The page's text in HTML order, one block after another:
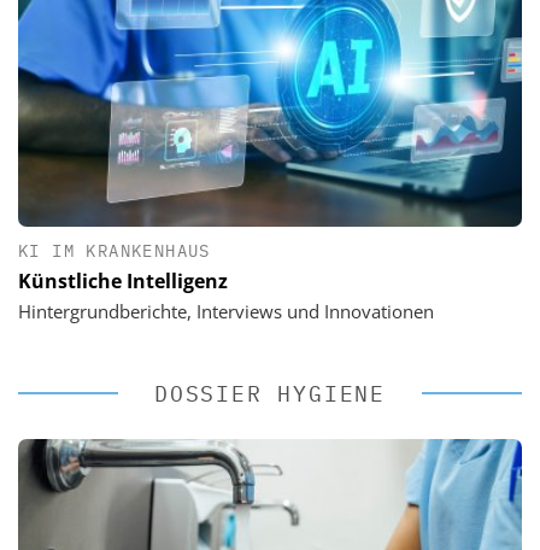
KI IM KRANKENHAUS
Künstliche Intelligenz
Hintergrundberichte, Interviews und Innovationen
DOSSIER HYGIENE